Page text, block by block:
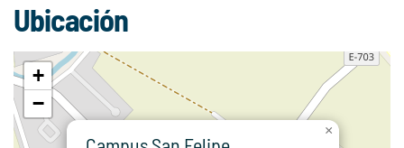
Ubicación
×
+
−